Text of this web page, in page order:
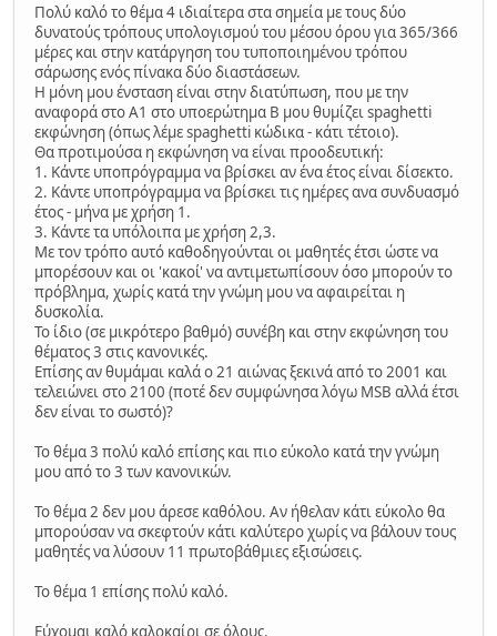
Πολύ καλό το θέμα 4 ιδιαίτερα στα σημεία με τους δύο
δυνατούς τρόπους υπολογισμού του μέσου όρου για 365/366
μέρες και στην κατάργηση του τυποποιημένου τρόπου
σάρωσης ενός πίνακα δύο διαστάσεων.
Η μόνη μου ένσταση είναι στην διατύπωση, που με την
αναφορά στο Α1 στο υποερώτημα Β μου θυμίζει spaghetti
εκφώνηση (όπως λέμε spaghetti κώδικα - κάτι τέτοιο).
Θα προτιμούσα η εκφώνηση να είναι προοδευτική:
1. Κάντε υποπρόγραμμα να βρίσκει αν ένα έτος είναι δίσεκτο.
2. Κάντε υποπρόγραμμα να βρίσκει τις ημέρες ανα συνδυασμό
έτος - μήνα με χρήση 1.
3. Κάντε τα υπόλοιπα με χρήση 2,3.
Με τον τρόπο αυτό καθοδηγούνται οι μαθητές έτσι ώστε να
μπορέσουν και οι 'κακοί' να αντιμετωπίσουν όσο μπορούν το
πρόβλημα, χωρίς κατά την γνώμη μου να αφαιρείται η
δυσκολία.
Το ίδιο (σε μικρότερο βαθμό) συνέβη και στην εκφώνηση του
θέματος 3 στις κανονικές.
Επίσης αν θυμάμαι καλά ο 21 αιώνας ξεκινά από το 2001 και
τελειώνει στο 2100 (ποτέ δεν συμφώνησα λόγω MSB αλλά έτσι
δεν είναι το σωστό)?
Το θέμα 3 πολύ καλό επίσης και πιο εύκολο κατά την γνώμη
μου από το 3 των κανονικών.
Το θέμα 2 δεν μου άρεσε καθόλου. Αν ήθελαν κάτι εύκολο θα
μπορούσαν να σκεφτούν κάτι καλύτερο χωρίς να βάλουν τους
μαθητές να λύσουν 11 πρωτοβάθμιες εξισώσεις.
Το θέμα 1 επίσης πολύ καλό.
Εύχομαι καλό καλοκαίρι σε όλους.